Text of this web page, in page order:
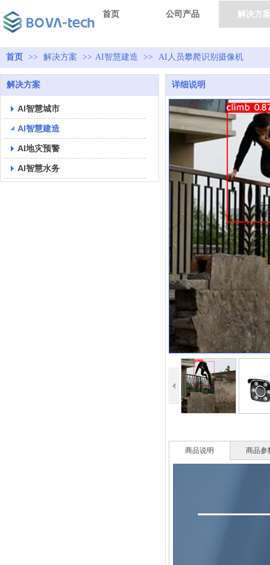
首页 公司产品 解决方
首页 >> 解决方案 >> AI智慧建造 >> AI人员攀爬识别摄像机
解决方案
AI智慧城市
AI智慧建造
AI地灾预警
AI智慧水务
详细说明
商品说明 商品参